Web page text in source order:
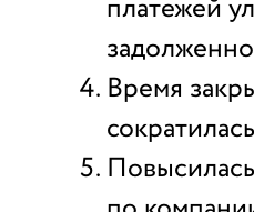
платежей
Время